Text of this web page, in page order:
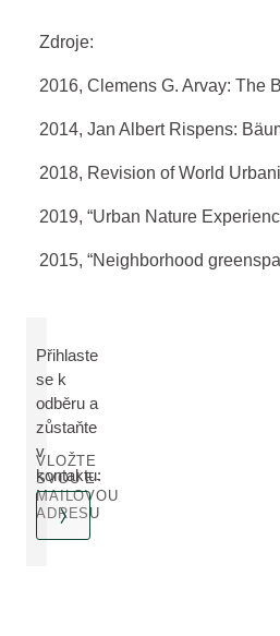
Zdroje:
2016, Clemens G. Arvay: The
2014, Jan Albert Rispens:
2018, Revision of World
2019, “Urban Nature
2015, “Neighborhood
Přihlaste
se k
odběru a
zůstaňte
v
kontaktu:
VLOŽTE
SVOU E-
MAILOVOU
ADRESU